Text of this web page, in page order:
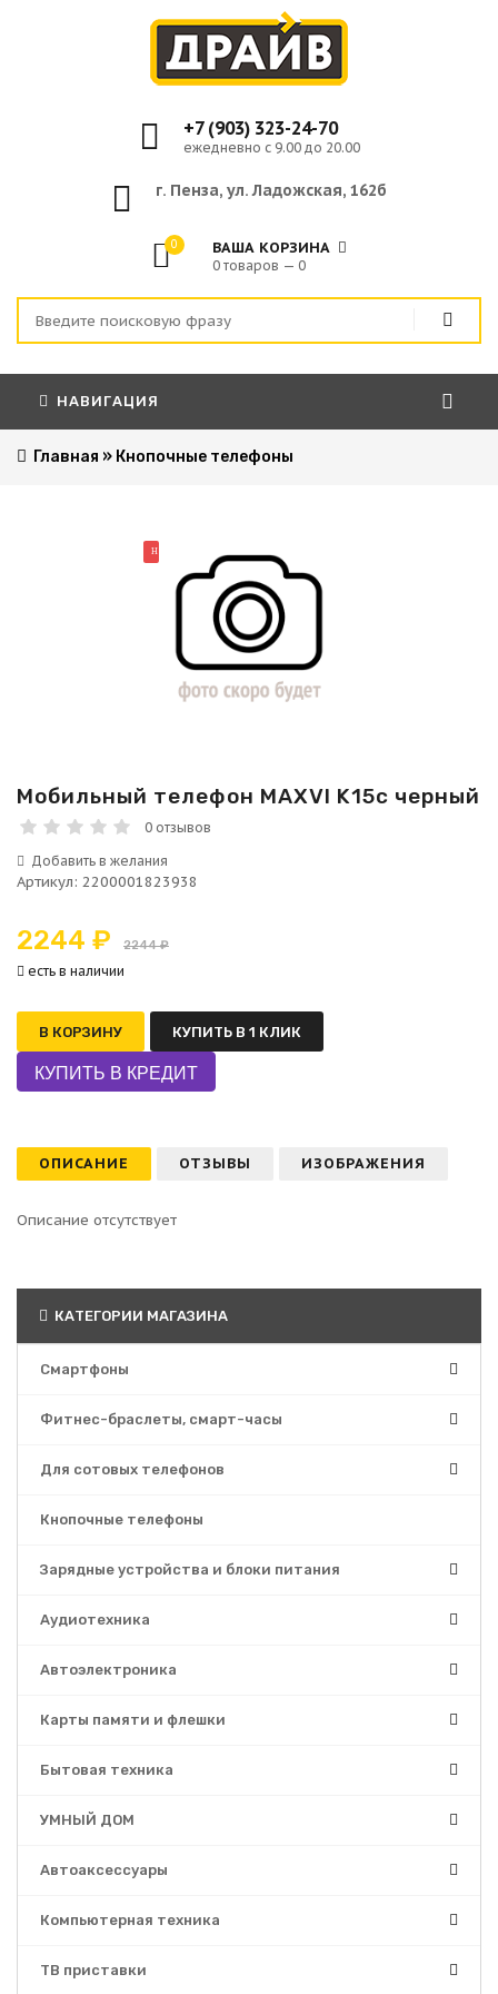
+7 (903) 323-24-70
ежедневно с 9.00 до 20.00
г. Пенза, ул. Ладожская, 162б
0 ВАША КОРЗИНА
0 товаров — 0
НАВИГАЦИЯ
Главная » Кнопочные телефоны
НОВИНКА
Мобильный телефон MAXVI K15c черный
0 отзывов
Артикул: 2200001823938
2244 ₽ 2244 ₽
есть в наличии
В КОРЗИНУ КУПИТЬ В 1 КЛИК
ОПИСАНИЕ ОТЗЫВЫ ИЗОБРАЖЕНИЯ
Описание отсутствует
КАТЕГОРИИ МАГАЗИНА
Смартфоны
Фитнес-браслеты, смарт-часы
Для сотовых телефонов
Кнопочные телефоны
Зарядные устройства и блоки питания
Аудиотехника
Автоэлектроника
Карты памяти и флешки
Бытовая техника
УМНЫЙ ДОМ
Автоаксессуары
Компьютерная техника
ТВ приставки